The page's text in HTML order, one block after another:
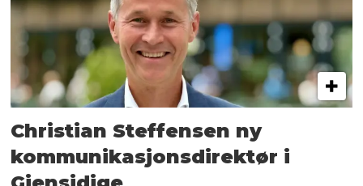
Christian Steffensen ny
kommunikasjons­direktør i